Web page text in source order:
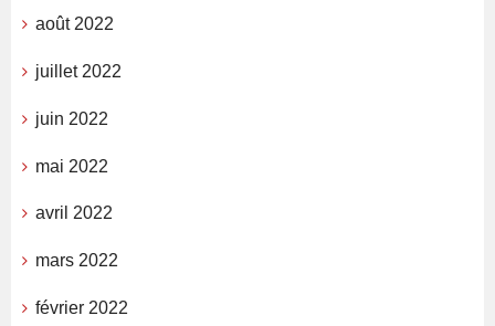
août 2022
juillet 2022
juin 2022
mai 2022
avril 2022
mars 2022
février 2022